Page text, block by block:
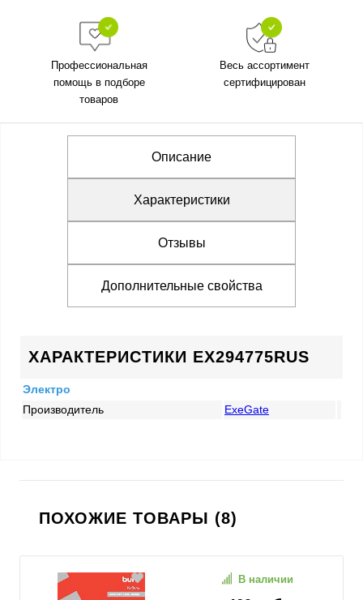
Профессиональная
помощь в подборе
товаров
Весь ассортимент
сертифицирован
Описание
Характеристики
Отзывы
Дополнительные свойства
ХАРАКТЕРИСТИКИ EX294775RUS
Электро
Производитель
ExeGate
ПОХОЖИЕ ТОВАРЫ (8)
В наличии